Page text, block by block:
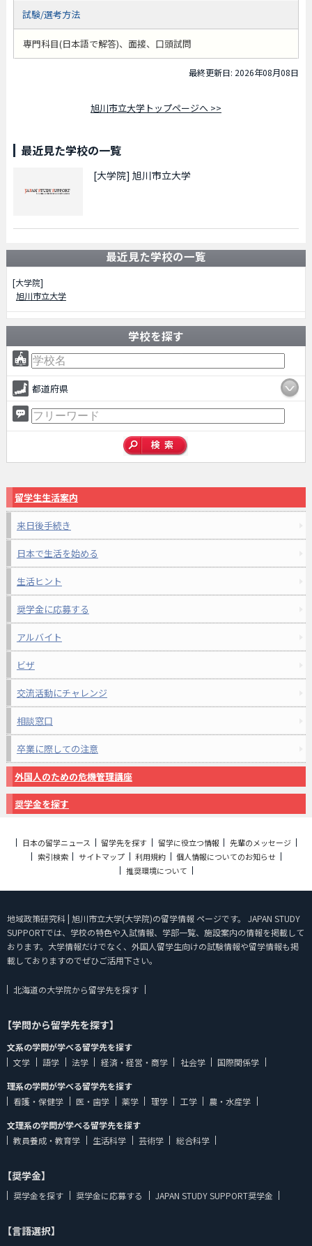
試験/選考方法
専門科目(日本語で解答)、面接、口頭試問
最終更新日: 2026年08月08日
旭川市立大学トップページへ >>
最近見た学校の一覧
[大学院] 旭川市立大学
最近見た学校の一覧
[大学院]
旭川市立大学
学校を探す
都道府県
留学生生活案内
来日後手続き
日本で生活を始める
生活ヒント
奨学金に応募する
アルバイト
ビザ
交流活動にチャレンジ
相談窓口
卒業に際しての注意
外国人のための危機管理講座
奨学金を探す
日本の留学ニュース 留学先を探す 留学に役立つ情報
先輩のメッセージ
索引検索
サイトマップ 利用規約
個人情報についてのお知らせ
推奨環境について
地域政策研究科 | 旭川市立大学(大学院)の留学情報 ページです。 JAPAN STUDY
SUPPORTでは、学校の特色や入試情報、学部一覧、施設案内の情報を掲載して
おります。大学情報だけでなく、外国人留学生向けの試験情報や留学情報も掲
載しておりますのでぜひご活用下さい。
北海道の大学院から留学先を探す
【学問から留学先を探す】
文系の学問が学べる留学先を探す
文学
語学 法学 経済・経営・商学 社会学
国際関係学
理系の学問が学べる留学先を探す
看護・保健学
医・歯学 薬学 理学 工学
農・水産学
文理系の学問が学べる留学先を探す
教員養成・教育学
生活科学 芸術学 総合科学
【奨学金】
奨学金を探す 奨学金に応募する JAPAN STUDY SUPPORT奨学金
【言語選択】